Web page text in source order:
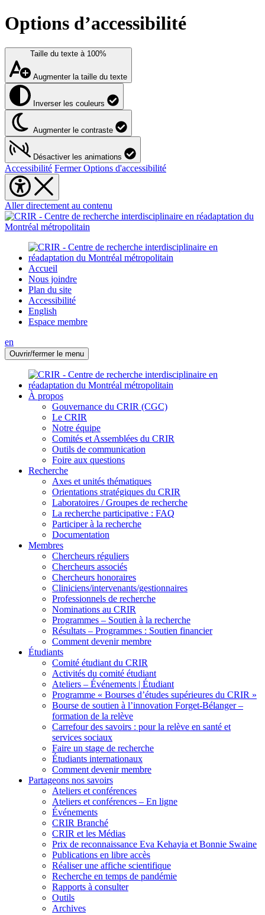
Options d’accessibilité
Taille du texte à 100%
Augmenter la taille du texte
Inverser les couleurs
Augmenter le contraste
Désactiver les animations
Accessibilité Fermer Options d'accessibilité
Aller directement au contenu
Accueil
Nous joindre
Plan du site
Accessibilité
English
Espace membre
en
Ouvrir/fermer le menu
À propos
Gouvernance du CRIR (CGC)
Le CRIR
Notre équipe
Comités et Assemblées du CRIR
Outils de communication
Foire aux questions
Recherche
Axes et unités thématiques
Orientations stratégiques du CRIR
Laboratoires / Groupes de recherche
La recherche participative : FAQ
Participer à la recherche
Documentation
Membres
Chercheurs réguliers
Chercheurs associés
Chercheurs honoraires
Cliniciens/intervenants/gestionnaires
Professionnels de recherche
Nominations au CRIR
Programmes – Soutien à la recherche
Résultats – Programmes : Soutien financier
Comment devenir membre
Étudiants
Comité étudiant du CRIR
Activités du comité étudiant
Ateliers – Événements | Étudiant
Programme « Bourses d’études supérieures du CRIR »
Bourse de soutien à l’innovation Forget-Bélanger –
formation de la relève
Carrefour des savoirs : pour la relève en santé et
services sociaux
Faire un stage de recherche
Étudiants internationaux
Comment devenir membre
Partageons nos savoirs
Ateliers et conférences
Ateliers et conférences – En ligne
Événements
CRIR Branché
CRIR et les Médias
Prix de reconnaissance Eva Kehayia et Bonnie Swaine
Publications en libre accès
Réaliser une affiche scientifique
Recherche en temps de pandémie
Rapports à consulter
Outils
Archives